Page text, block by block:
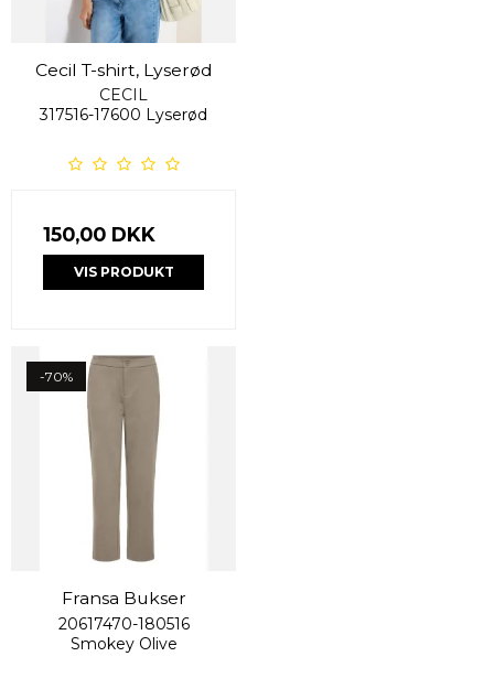
Cecil T-shirt, Lyserød
CECIL
317516-17600 Lyserød
150,00 DKK
VIS PRODUKT
-70%
Fransa Bukser
20617470-180516
Smokey Olive